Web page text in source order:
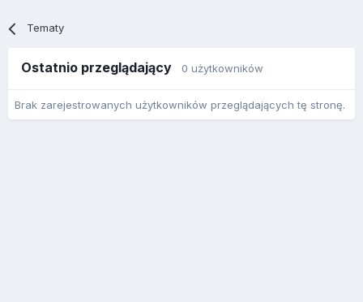
Tematy
Ostatnio przeglądający 0 użytkowników
Brak zarejestrowanych użytkowników przeglądających tę stronę.